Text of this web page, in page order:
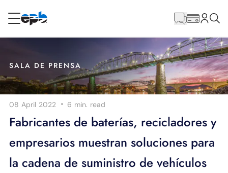
Internet
Energía
Televisión
principal
SALA DE PRENSA
08 April 2022 · 6 min. read
Fabricantes de baterías, recicladores y
empresarios muestran soluciones para
la cadena de suministro de vehículos